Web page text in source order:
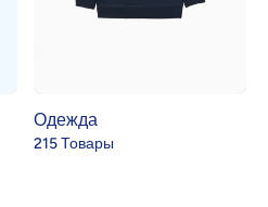
Одежда
215 Товары